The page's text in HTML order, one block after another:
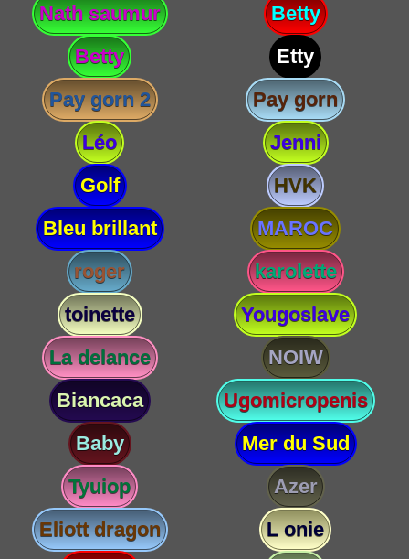
Nath saumur
Betty
Betty
Etty
Pay gorn 2
Pay gorn
Léo
Jenni
Golf
HVK
Bleu brillant
MAROC
roger
karolette
toinette
Yougoslave
La delance
NOIW
Biancaca
Ugomicropenis
Baby
Mer du Sud
Tyuiop
Azer
Eliott dragon
L onie